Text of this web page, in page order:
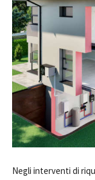
Negli interventi di